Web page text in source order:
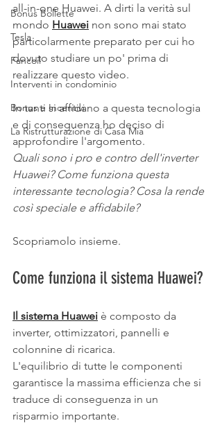
Bonus Bollette
Tesla
Fancoil
Interventi in condominio
Bonus e Incentivi
La Ristrutturazione di Casa Mia
all-in-one Huawei. A dirti la verità sul
mondo Huawei non sono mai stato
particolarmente preparato per cui ho
dovuto studiare un po' prima di
realizzare questo video.
In tanti si affidano a questa tecnologia
e di conseguenza ho deciso di
approfondire l'argomento.
Quali sono i pro e contro dell'inverter
Huawei? Come funziona questa
interessante tecnologia? Cosa la rende
così speciale e affidabile?
Scopriamolo insieme.
Come funziona il sistema Huawei?
Il sistema Huawei è composto da
inverter, ottimizzatori, pannelli e
colonnine di ricarica.
L'equilibrio di tutte le componenti
garantisce la massima efficienza che si
traduce di conseguenza in un
risparmio importante.